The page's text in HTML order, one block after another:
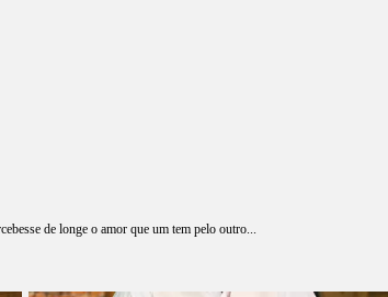
de longe o amor que um tem pelo outro...